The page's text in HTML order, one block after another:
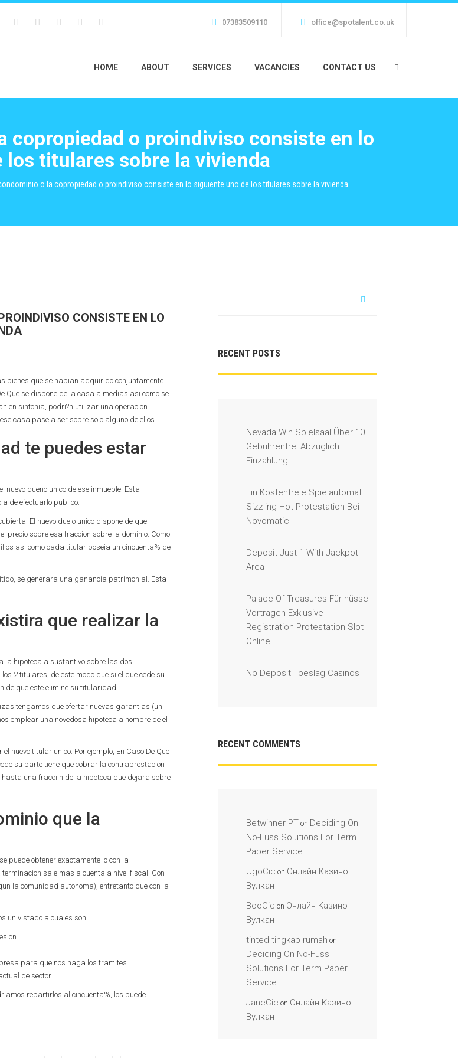
07383509110 office@spotalent.co.uk
HOME ABOUT SERVICES VACANCIES CONTACT US
copropiedad o proindiviso consiste en lo
los titulares sobre la vivienda
o la copropiedad o proindiviso consiste en lo siguiente uno de los titulares sobre la vivienda
CONSISTE EN LO
bienes que se habian adquirido conjuntamente
Que se dispone de la casa a medias asi­ como se
en sintonia, podri?n utilizar una operacion
casa pase a ser sobre solo alguno de ellos.
te puedes estar
dueno unico de ese inmueble. Esta
de efectuarlo publico.
El nuevo dueio unico dispone de que
precio sobre esa fraccion sobre la dominio. Como
asi­ como cada titular poseia un cincuenta% de
se generara una ganancia patrimonial. Esta
que realizar la
la hipoteca a sustantivo sobre las dos
2 titulares, de este modo que si el que cede su
de que este elimine su titularidad.
tengamos que ofertar nuevas garantias (un
emplear una novedosa hipoteca a nombre de el
nuevo titular unico. Por ejemplo, En Caso De Que
su parte tiene que cobrar la contraprestacion
una fracciin de la hipoteca que dejara sobre
que la
puede obtener exactamente lo con la
sale mas a cuenta a nivel fiscal. Con
la comunidad autonoma), entretanto que con la
un vistado a cuales son
para que nos haga los tramites.
de sector.
repartirlos al cincuenta%, los puede
RECENT POSTS
Nevada Win Spielsaal Über 10
Gebührenfrei Abzüglich
Einzahlung!
Ein Kostenfreie Spielautomat
Sizzling Hot Protestation Bei
Novomatic
Deposit Just 1 With Jackpot
Area
Palace Of Treasures Für nüsse
Vortragen Exklusive
Registration Protestation Slot
Online
No Deposit Toeslag Casinos
RECENT COMMENTS
Betwinner PT on Deciding On
No-Fuss Solutions For Term
Paper Service
UgoCic on Онлайн Казино
Вулкан
BooCic on Онлайн Казино
Вулкан
tinted tingkap rumah on
Deciding On No-Fuss
Solutions For Term Paper
Service
JaneCic on Онлайн Казино
Вулкан